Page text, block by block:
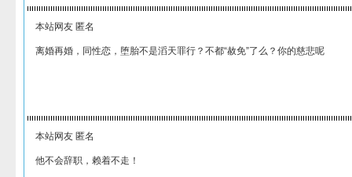
本站网友 匿名
离婚再婚，同性恋，堕胎不是滔天罪行？不都“赦免”了么？你的慈悲呢
本站网友 匿名
他不会辞职，赖着不走！